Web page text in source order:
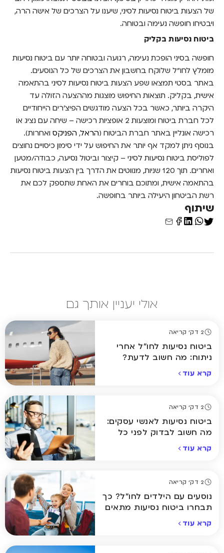
של הצעות ביטוח נסיעות לסיני, שיענו על הצרכים של אישה הרה,
ויבטיחו חופשה נעימה ובטוחה.
ביטוח נסיעות בקליק
חופשה בסיני הופכת נעימה, רגועה ובטוחה יותר עם ביטוח נסיעות
מומלץ לחו"ל שלוקח בחשבון את הצרכים של כל הנוסעים.
באתר בסטי תמצאו שפע הצעות ביטוח נסיעות לסיני בהתאמה
אישית, בקליק. תוצאות החיפוש מוצגות מההצעה הזולה עד
היקרה ביותר, כאשר בכל הצעה מודגשים הפיצ'רים הייחודיים
לכל חברת ביטוח ומוצעות 2 אופציות רכישה – שיחה עם נציג או
רכישה אונליין באתר חברת הביטוח (הראל, הפניקס ואחרות).
בנוסף ניתן למקד אף יותר את החיפוש על ידי סימון כיסויים נחוצים
לפוליסת ביטוח נסיעות לסיני – קיצור וביטול נסיעה, כבודה/מטען
ואחרים. תוך 120 שניות, מנווטים את הדרך בין הצעות ביטוח נסיעות
בהתאמה אישית, ומתוכם בוחרים את האחת שתספק לכם את
רשת הביטחון היעילה ביותר בחופשה.
שיתוף
אולי יעניין אותך גם
2 דק' קריאה
ביטוח נסיעות לחו"ל אחרי
ניתוח: מה חשוב לדעת?
קרא עוד
2 דק' קריאה
ביטוח נסיעות לאנשי עסקים:
מה חשוב לבדוק לפני כל
קרא עוד
2 דק' קריאה
נוסעים עם הילדים לחו"ל? כך
תבחרו ביטוח נסיעות מתאים
קרא עוד